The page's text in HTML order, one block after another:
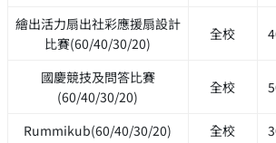
繪出活力扇出社彩應援扇設計
比賽(60/40/30/20)
全校
國慶競技及問答比賽
(60/40/30/20)
全校
Rummikub(60/40/30/20) 全校